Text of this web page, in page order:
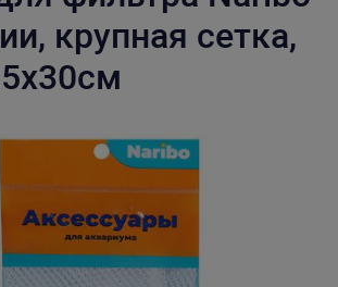
крупная сетка,